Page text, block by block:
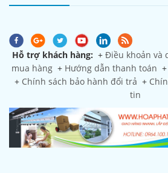
Hỗ trợ khách hàng: + Điều khoản và
mua hàng + Hướng dẫn thanh toán +
+ Chính sách bảo hành đổi trả +
tin